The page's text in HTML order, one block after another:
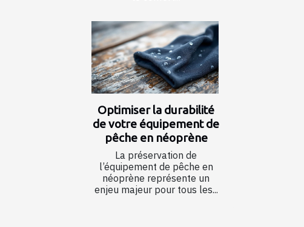
Optimiser la durabilité
de votre équipement de
pêche en néoprène
La préservation de
l’équipement de pêche en
néoprène représente un
enjeu majeur pour tous les...